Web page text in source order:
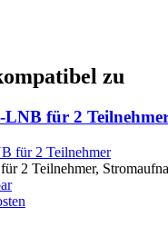
zu
für 2
2 Teilnehmer,